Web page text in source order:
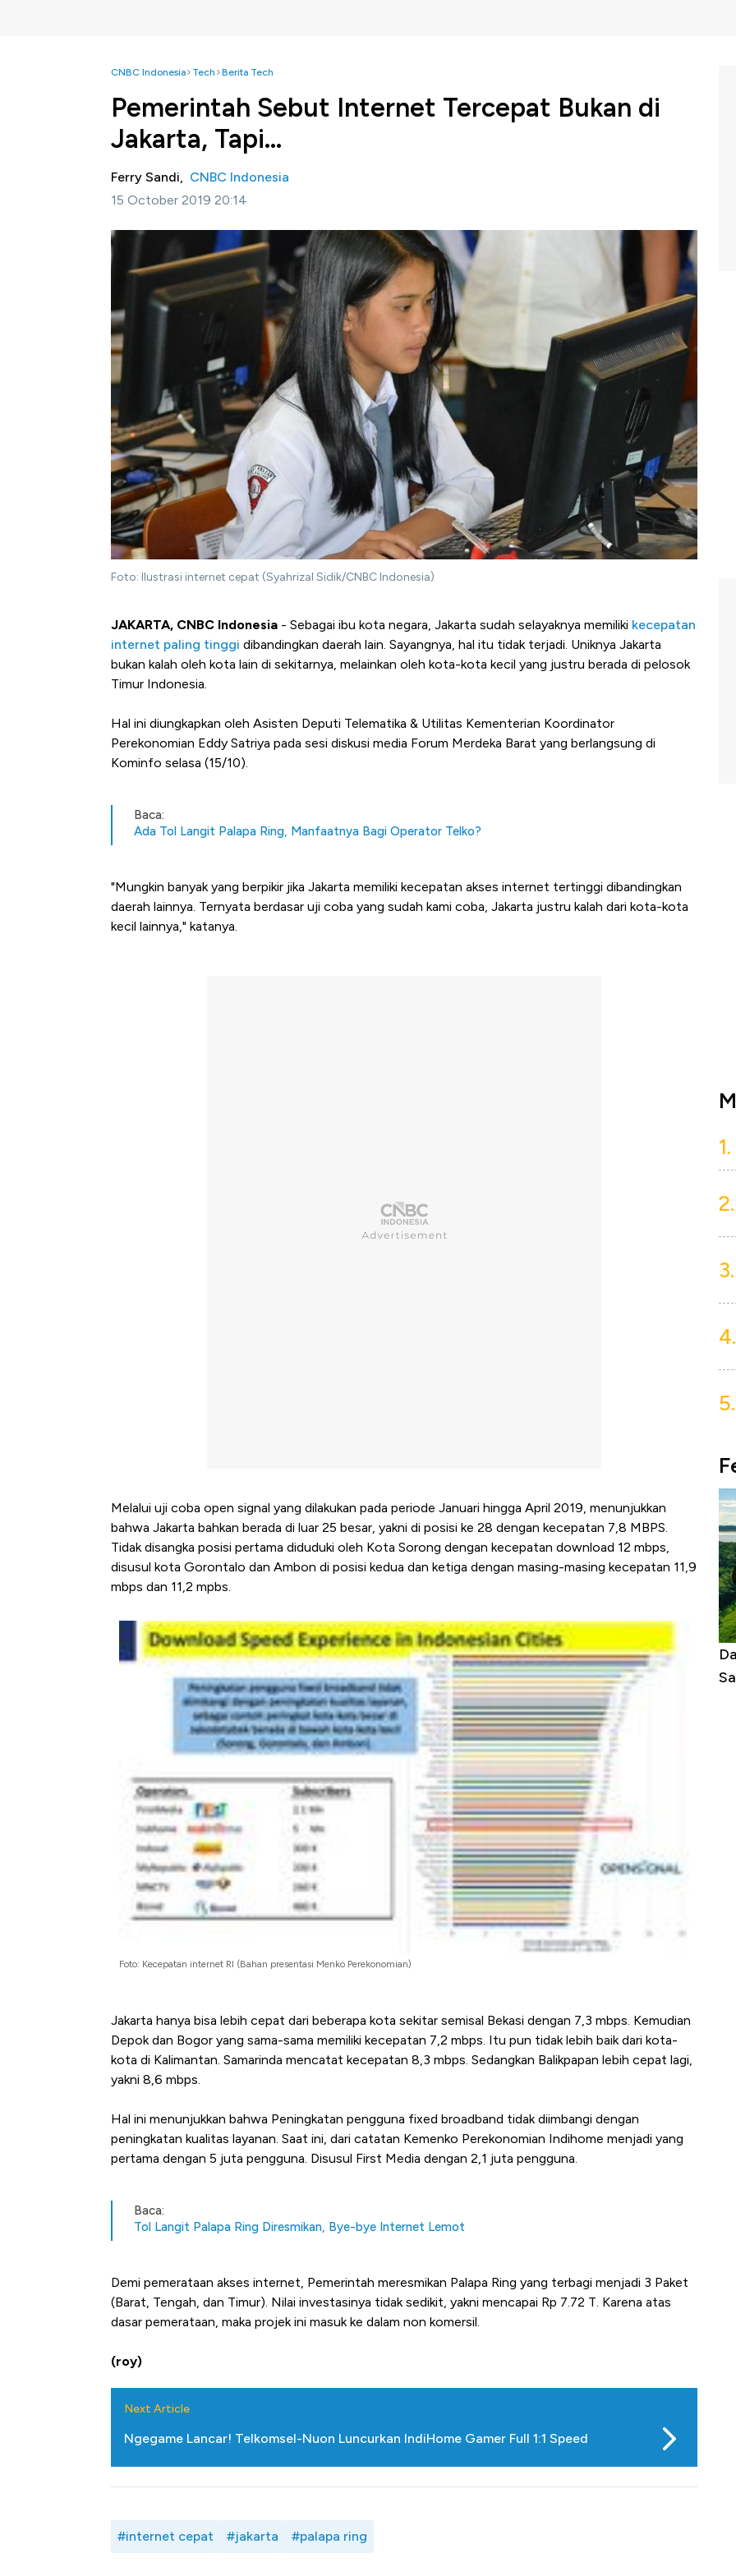
CNBC Indonesia Tech Berita Tech
Pemerintah Sebut Internet Tercepat Bukan di
Jakarta, Tapi...
Ferry Sandi, CNBC Indonesia
15 October 2019 20:14
Foto: Ilustrasi internet cepat (Syahrizal Sidik/CNBC Indonesia)
JAKARTA, CNBC Indonesia - Sebagai ibu kota negara, Jakarta sudah selayaknya memiliki kecepatan
internet paling tinggi dibandingkan daerah lain. Sayangnya, hal itu tidak terjadi. Uniknya Jakarta
bukan kalah oleh kota lain di sekitarnya, melainkan oleh kota-kota kecil yang justru berada di pelosok
Timur Indonesia.
Hal ini diungkapkan oleh Asisten Deputi Telematika & Utilitas Kementerian Koordinator
Perekonomian Eddy Satriya pada sesi diskusi media Forum Merdeka Barat yang berlangsung di
Kominfo selasa (15/10).
Baca:
Ada Tol Langit Palapa Ring, Manfaatnya Bagi Operator Telko?
"Mungkin banyak yang berpikir jika Jakarta memiliki kecepatan akses internet tertinggi dibandingkan
daerah lainnya. Ternyata berdasar uji coba yang sudah kami coba, Jakarta justru kalah dari kota-kota
kecil lainnya," katanya.
Melalui uji coba open signal yang dilakukan pada periode Januari hingga April 2019, menunjukkan
bahwa Jakarta bahkan berada di luar 25 besar, yakni di posisi ke 28 dengan kecepatan 7,8 MBPS.
Tidak disangka posisi pertama diduduki oleh Kota Sorong dengan kecepatan download 12 mbps,
disusul kota Gorontalo dan Ambon di posisi kedua dan ketiga dengan masing-masing kecepatan 11,9
mbps dan 11,2 mpbs.
Foto: Kecepatan internet RI (Bahan presentasi Menko Perekonomian)
Jakarta hanya bisa lebih cepat dari beberapa kota sekitar semisal Bekasi dengan 7,3 mbps. Kemudian
Depok dan Bogor yang sama-sama memiliki kecepatan 7,2 mbps. Itu pun tidak lebih baik dari kota-
kota di Kalimantan. Samarinda mencatat kecepatan 8,3 mbps. Sedangkan Balikpapan lebih cepat lagi,
yakni 8,6 mbps.
Hal ini menunjukkan bahwa Peningkatan pengguna fixed broadband tidak diimbangi dengan
peningkatan kualitas layanan. Saat ini, dari catatan Kemenko Perekonomian Indihome menjadi yang
pertama dengan 5 juta pengguna. Disusul First Media dengan 2,1 juta pengguna.
Baca:
Tol Langit Palapa Ring Diresmikan, Bye-bye Internet Lemot
Demi pemerataan akses internet, Pemerintah meresmikan Palapa Ring yang terbagi menjadi 3 Paket
(Barat, Tengah, dan Timur). Nilai investasinya tidak sedikit, yakni mencapai Rp 7.72 T. Karena atas
dasar pemerataan, maka projek ini masuk ke dalam non komersil.
(roy)
Next Article
Ngegame Lancar! Telkomsel-Nuon Luncurkan IndiHome Gamer Full 1:1 Speed
#internet cepat #jakarta #palapa ring
1.
2.
3.
4.
5.
Begini Cara Korsel atasi Panas Tanpa AC
di Jaman Dulu